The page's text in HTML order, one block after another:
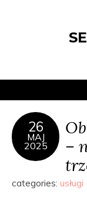
26
MAJ
2025
–
categories: usługi